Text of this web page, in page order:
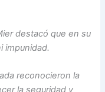
destacó que en su
impunidad.
reconocieron la
la seguridad y